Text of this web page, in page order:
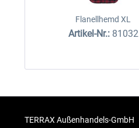
Flanellhemd XL
Artikel-Nr.: 81032
TERRAX Außenhandels-GmbH